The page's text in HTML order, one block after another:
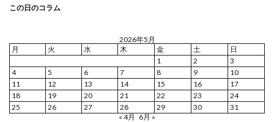
この日のコラム
2026年5月
月
火 水 木 金 土
日
1
2
3
4
5 6 7 8 9
10
11
12 13 14 15 16
17
18
19 20 21 22 23
24
25
26 27 28 29 30
31
« 4月 6月 »